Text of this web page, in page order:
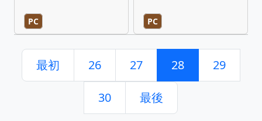
PC PC
最初 26 27 28 29
30 最後